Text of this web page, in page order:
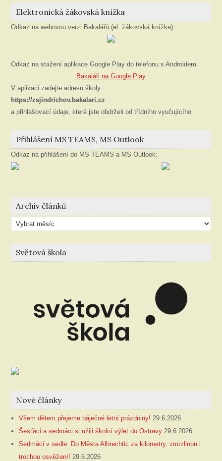
Elektronická žákovská knížka
Odkaz na webovou verzi Bakalářů (el. žákovská knížka):
Odkaz na stažení aplikace Google Play do telefonu s Androidem:
Bakaláři na Google Play
V aplikaci zadejte adresu školy:
https://zsjindrichov.bakalari.cz
a přihlašovací údaje, které jste obdrželi od třídního vyučujícího.
Přihlášení MS TEAMS, MS Outlook
Odkaz na přihlášení do MS TEAMS a MS Outlook:
Archiv článků
Archiv
článků
Světová škola
Nové články
Všem dětem přejeme báječné letní prázdniny! 29.6.2026
Šesťáci a sedmáci si užili školní výlet do Ostravy 29.6.2026
Sedmáci v sedle: Do Města Albrechtic za kilometry, zmrzlinou i
trochou osvěžení! 29.6.2026